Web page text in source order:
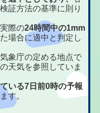
証方法の基準に則り
際の24時間中の1mm
場合に適中と判定し
象庁の定める地点で
の天気を参照していま
いる7日前0時の予報
す。